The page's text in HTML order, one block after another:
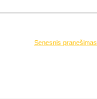
Senesnis pranešimas